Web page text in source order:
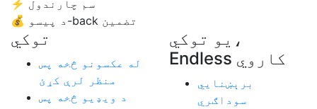
⚡ سم چارندول
💰
د پیسو-back تضمین
توکي
له عکسونو څخه پس
منظر لرې کړئ
د ویډیو څخه پس
يو توکي،
Endless کاروي
برېښنايي
سوداګري